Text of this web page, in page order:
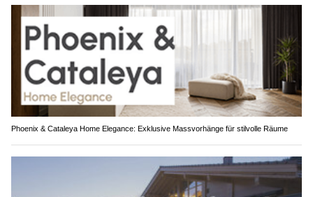
Phoenix & Cataleya Home Elegance: Exklusive Massvorhänge für stilvolle Räume